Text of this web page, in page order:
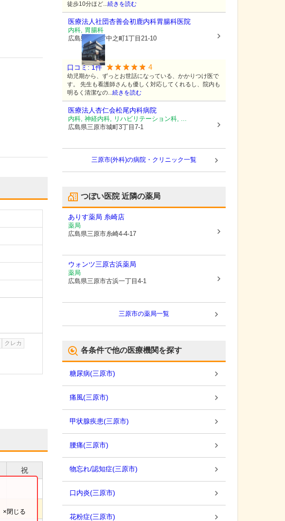
クレカ
祝
×閉じる
徒歩10分ほど...続きを読む
医療法人社団杏善会初鹿内科胃腸科医院
内科, 胃腸科
広島県三原市中之町1丁目21-10
口コミ:1件 4
幼児期から、ずっとお世話になっている、かかりつけ医で
す。 先生も看護師さんも優しく対応してくれるし、院内も
明るく清潔なの...続きを読む
医療法人杏仁会松尾内科病院
内科, 神経内科, リハビリテーション科, ...
広島県三原市城町3丁目7-1
三原市(外科)の病院・クリニック一覧
つぼい医院近隣の薬局
ありす薬局 糸崎店
薬局
広島県三原市糸崎4-4-17
ウォンツ三原古浜薬局
薬局
広島県三原市古浜一丁目4-1
三原市の薬局一覧
各条件で他の医療機関を探す
糖尿病(三原市)
痛風(三原市)
甲状腺疾患(三原市)
腰痛(三原市)
物忘れ/認知症(三原市)
口内炎(三原市)
花粉症(三原市)